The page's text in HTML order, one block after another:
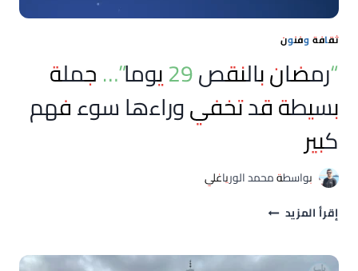
ثقافة وفنون
“رمضان بالنقص 29 يوما”… جملة
بسيطة قد تخفي وراءها سوء فهم
كبير
بواسطةمحمد الورياغلي
إقرأ المزيد “رمضان
يوما”…